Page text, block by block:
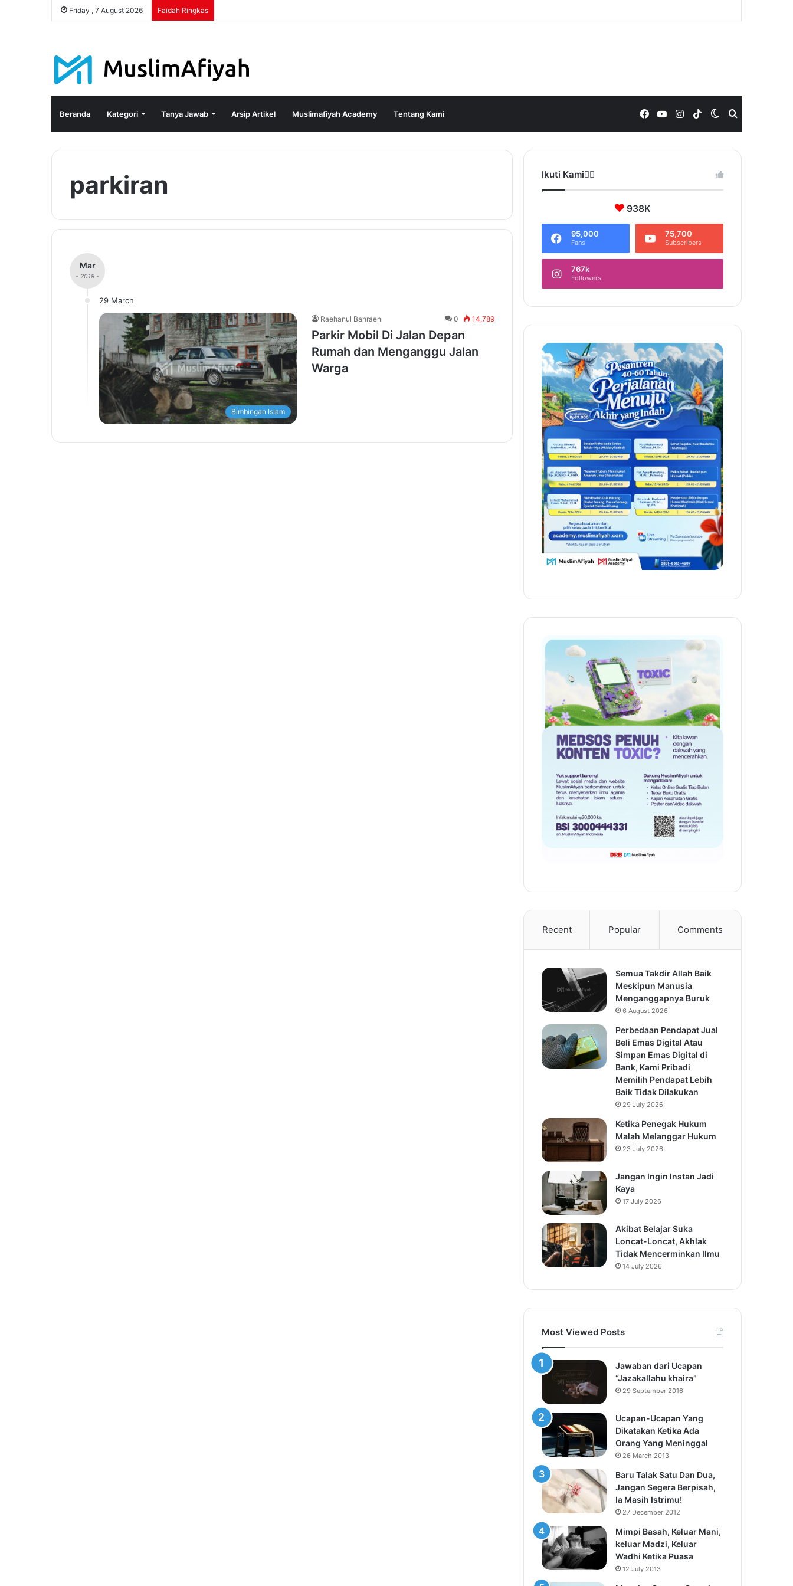
Friday , 7 August 2026 Faidah Ringkas
Beranda Kategori Tanya Jawab Arsip Artikel Muslimafiyah Academy Tentang Kami Switch
skin
TikTok
Instagram
YouTube
Facebook
parkiran
Mar
- 2018 -
29 March
Bimbingan Islam
Raehanul Bahraen 0 14,789
Parkir Mobil Di Jalan Depan
Rumah dan Menganggu Jalan
Warga
Ikuti Kami❤️‍🔥
938K
95,000
Fans
75,700
Subscribers
767k
Followers
Recent Popular Comments
Semua Takdir Allah Baik
Meskipun Manusia
Menganggapnya Buruk
6 August 2026
Perbedaan Pendapat Jual
Beli Emas Digital Atau
Simpan Emas Digital di
Bank, Kami Pribadi
Memilih Pendapat Lebih
Baik Tidak Dilakukan
29 July 2026
Ketika Penegak Hukum
Malah Melanggar Hukum
23 July 2026
Jangan Ingin Instan Jadi
Kaya
17 July 2026
Akibat Belajar Suka
Loncat-Loncat, Akhlak
Tidak Mencerminkan Ilmu
14 July 2026
Most Viewed Posts
Jawaban dari Ucapan
“Jazakallahu khaira”
29 September 2016
Ucapan-Ucapan Yang
Dikatakan Ketika Ada
Orang Yang Meninggal
26 March 2013
Baru Talak Satu Dan Dua,
Jangan Segera Berpisah,
Ia Masih Istrimu!
27 December 2012
Mimpi Basah, Keluar Mani,
keluar Madzi, Keluar
Wadhi Ketika Puasa
12 July 2013